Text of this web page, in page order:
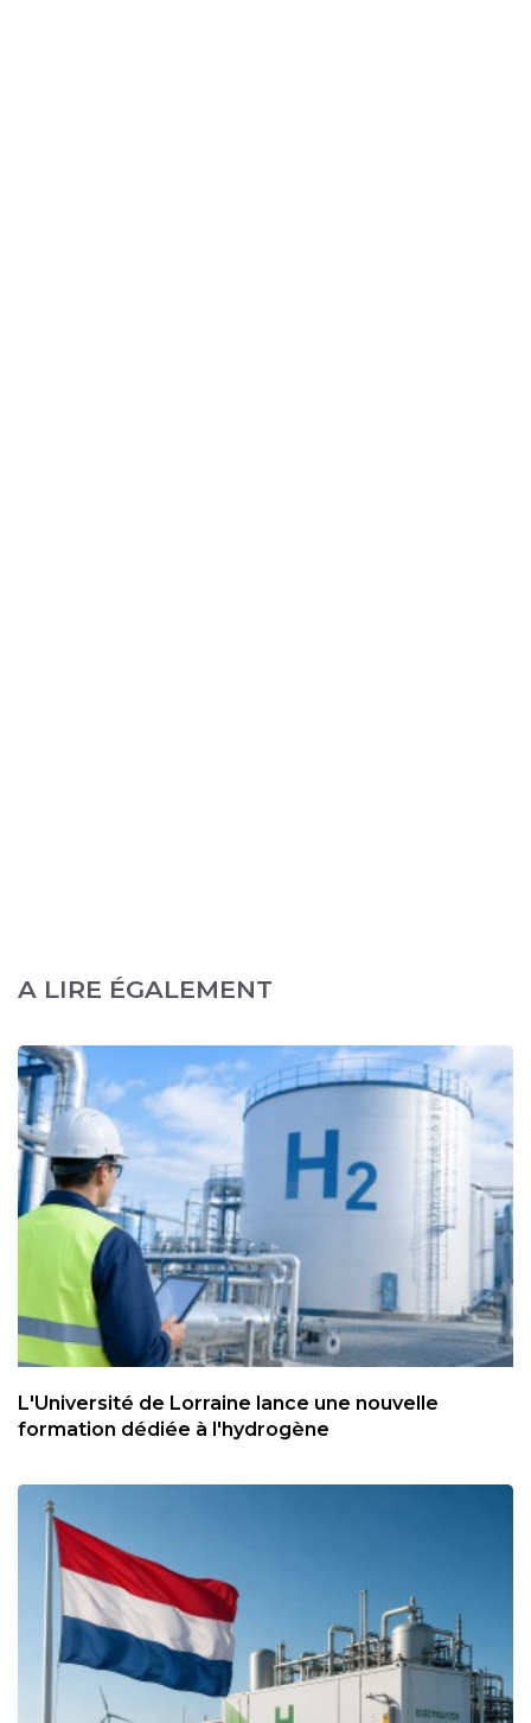
A LIRE ÉGALEMENT
L'Université de Lorraine lance une nouvelle
formation dédiée à l'hydrogène